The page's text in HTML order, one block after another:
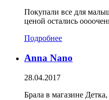
Покупали все для
ценой остались
Подробнее
Anna Nano
28.04.2017
Брала в магазине